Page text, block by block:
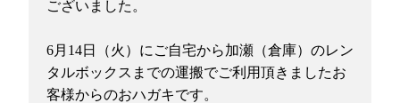
ございました。
6月14日（火）にご自宅から加瀬（倉庫）のレン
タルボックスまでの運搬でご利用頂きましたお
客様からのおハガキです。